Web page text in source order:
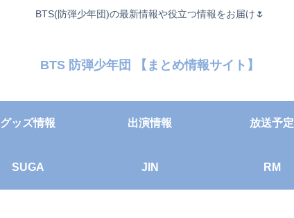
BTS(防弾少年団)の最新情報や役立つ情報をお届け🌷
BTS 防弾少年団 【まとめ情報サイト】
グッズ情報 出演情報 放送予定
SUGA JIN RM